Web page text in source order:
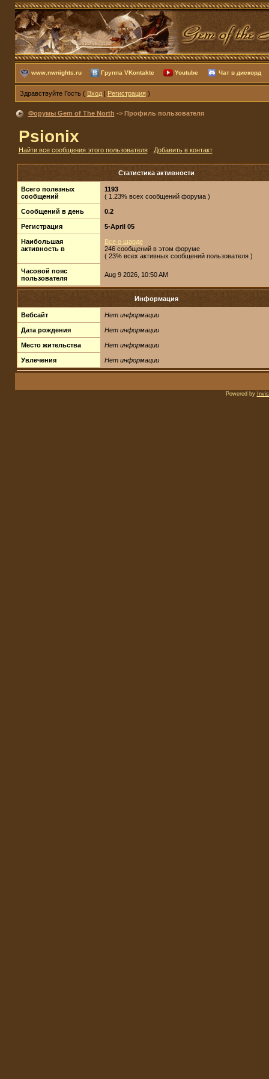
www.nwnights.ru Группа VKontakte Youtube Чат в дискорд
Здравствуйте Гость ( Вход| Регистрация)
Форумы Gem of The North -> Профиль пользователя
Psionix
Найти все сообщения этого пользователя· Добавить в контакт
Статистика активности
Всего полезных
сообщений
1193
( 1.23% всех сообщений форума )
Сообщений в день 0.2
Регистрация 5-April 05
Наибольшая
активность в
Все о шарде
246 сообщений в этом форуме
( 23% всех активных сообщений пользователя )
Часовой пояс
пользователя
Aug 9 2026, 10:50 AM
Информация
Вебсайт Нет информации
Дата рождения Нет информации
Место жительства Нет информации
Увлечения Нет информации
Powered by